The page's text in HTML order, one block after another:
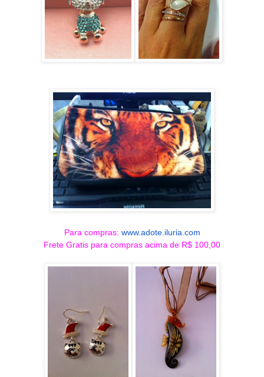
Para compras: www.adote.iluria.com
Frete Gratis para compras acima de R$ 100,00